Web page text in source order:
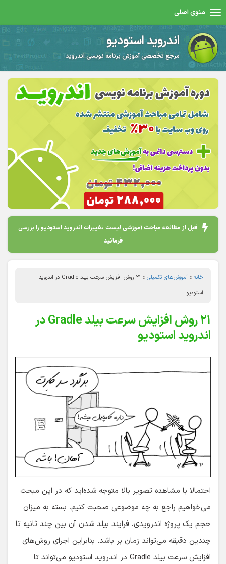
منوی اصلی
اندروید استودیو
مرجع تخصصی آموزش برنامه نویسی اندروید
قبل از مطالعه مباحث آموزشی لیست تغییرات اندروید استودیو را بررسی
فرمائید
خانه » آموزش‌های تکمیلی »
۲۱ روش افزایش سرعت بیلد Gradle در اندروید
استودیو
۲۱ روش افزایش سرعت بیلد Gradle در
اندروید استودیو
احتمالا با مشاهده تصویر بالا متوجه شده‌اید که در این مبحث
می‌خواهیم راجع به چه موضوعی صحبت کنیم. بسته به میزان
حجم یک پروژه اندرویدی، فرایند بیلد شدن آن بین چند ثانیه تا
چندین دقیقه می‌تواند زمان بر باشد. بنابراین اجرای روش‌های
افزایش سرعت بیلد Gradle در اندروید استودیو می‌تواند تا